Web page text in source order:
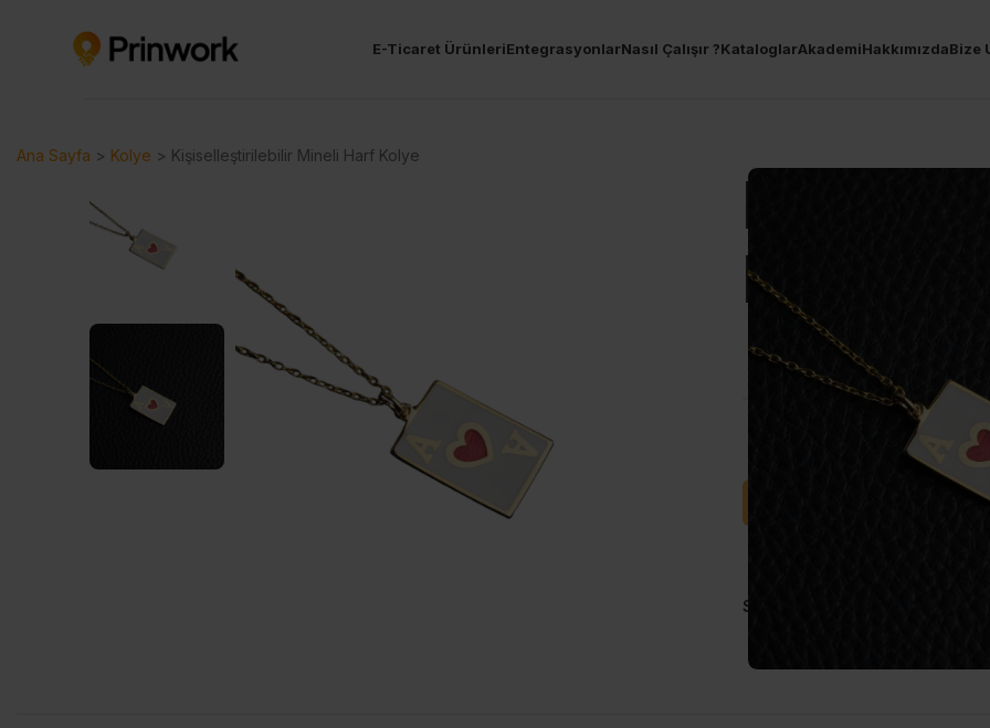
E-Ticaret ÜrünleriEntegrasyonlarNasıl Çalışır ?KataloglarAkademiHakkımızdaBize
Ana Sayfa > Kolye > Kişiselleştirilebilir Mineli Harf Kolye
Mineli
AĞIRLIK
Soru Sor
Share: